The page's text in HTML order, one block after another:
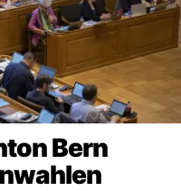
Bern